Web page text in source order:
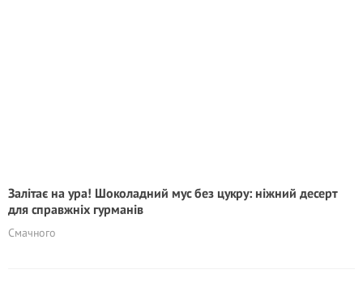
Залітає на ура! Шоколадний мус без цукру: ніжний десерт
для справжніх гурманів
Смачного